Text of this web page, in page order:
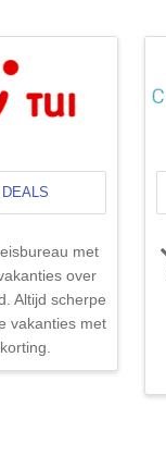
met
over
Altijd scherpe
vakanties met